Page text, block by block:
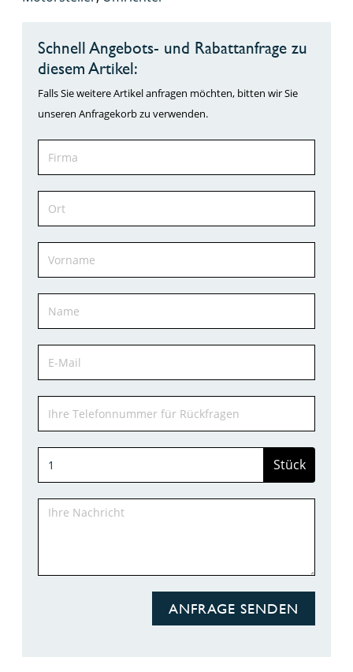
Schnell Angebots- und Rabattanfrage zu
diesem Artikel:
Falls Sie weitere Artikel anfragen möchten, bitten wir Sie
unseren Anfragekorb zu verwenden.
Stück
ANFRAGE SENDEN